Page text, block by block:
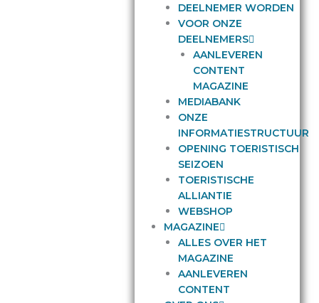
DEELNEMER WORDEN
VOOR ONZE
DEELNEMERS
AANLEVEREN
CONTENT
MAGAZINE
MEDIABANK
ONZE
INFORMATIESTRUCTUUR
OPENING TOERISTISCH
SEIZOEN
TOERISTISCHE
ALLIANTIE
WEBSHOP
MAGAZINE
ALLES OVER HET
MAGAZINE
AANLEVEREN
CONTENT